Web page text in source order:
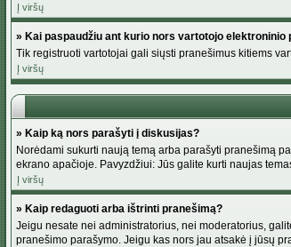
Į viršų
» Kai paspaudžiu ant kurio nors vartotojo
Tik registruoti vartotojai gali siųsti pranešimus kitiems
Į viršų
» Kaip ką nors parašyti į diskusijas?
Norėdami sukurti naują temą arba parašyti pranešimą
ekrano apačioje. Pavyzdžiui: Jūs galite kurti naujas
Į viršų
» Kaip redaguoti arba ištrinti pranešimą?
Jeigu nesate nei administratorius, nei moderatorius,
pranešimo parašymo. Jeigu kas nors jau atsakė į jūsų